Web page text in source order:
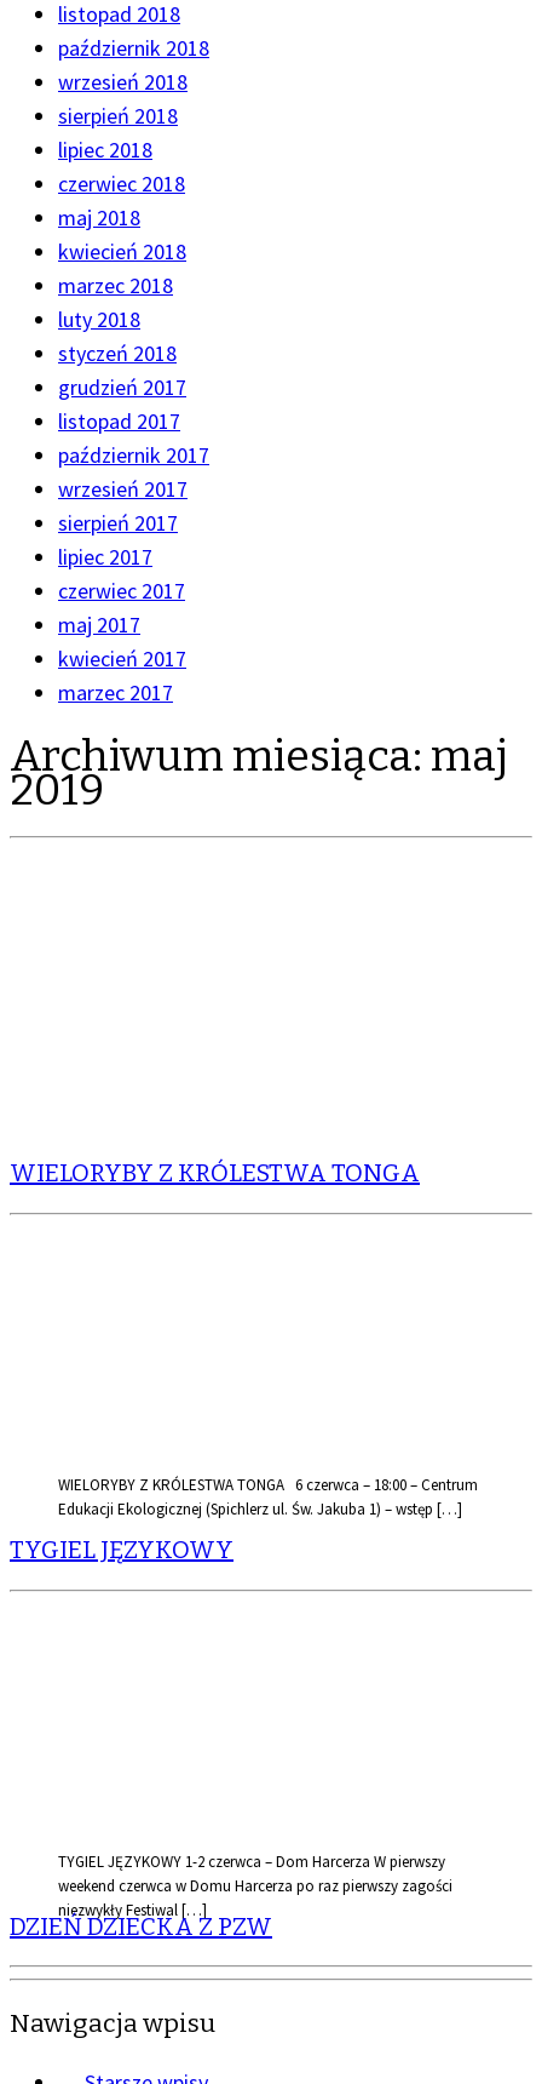
listopad 2018
październik 2018
wrzesień 2018
sierpień 2018
lipiec 2018
czerwiec 2018
maj 2018
kwiecień 2018
marzec 2018
luty 2018
styczeń 2018
grudzień 2017
listopad 2017
październik 2017
wrzesień 2017
sierpień 2017
lipiec 2017
czerwiec 2017
maj 2017
kwiecień 2017
marzec 2017
Archiwum miesiąca: maj
2019
WIELORYBY Z KRÓLESTWA TONGA 6 czerwca – 18:00 – Centrum
Edukacji Ekologicznej (Spichlerz ul. Św. Jakuba 1) – wstęp […]
WIELORYBY Z KRÓLESTWA TONGA
TYGIEL JĘZYKOWY 1-2 czerwca – Dom Harcerza W pierwszy
weekend czerwca w Domu Harcerza po raz pierwszy zagości
niezwykły Festiwal […]
TYGIEL JĘZYKOWY
DZIEŃ DZIECKA Z PZW
Nawigacja wpisu